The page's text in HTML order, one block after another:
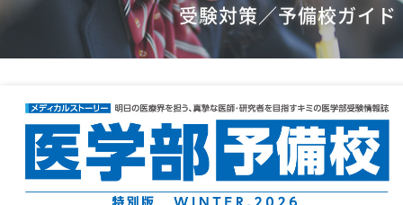
受験対策／予備校ガイド